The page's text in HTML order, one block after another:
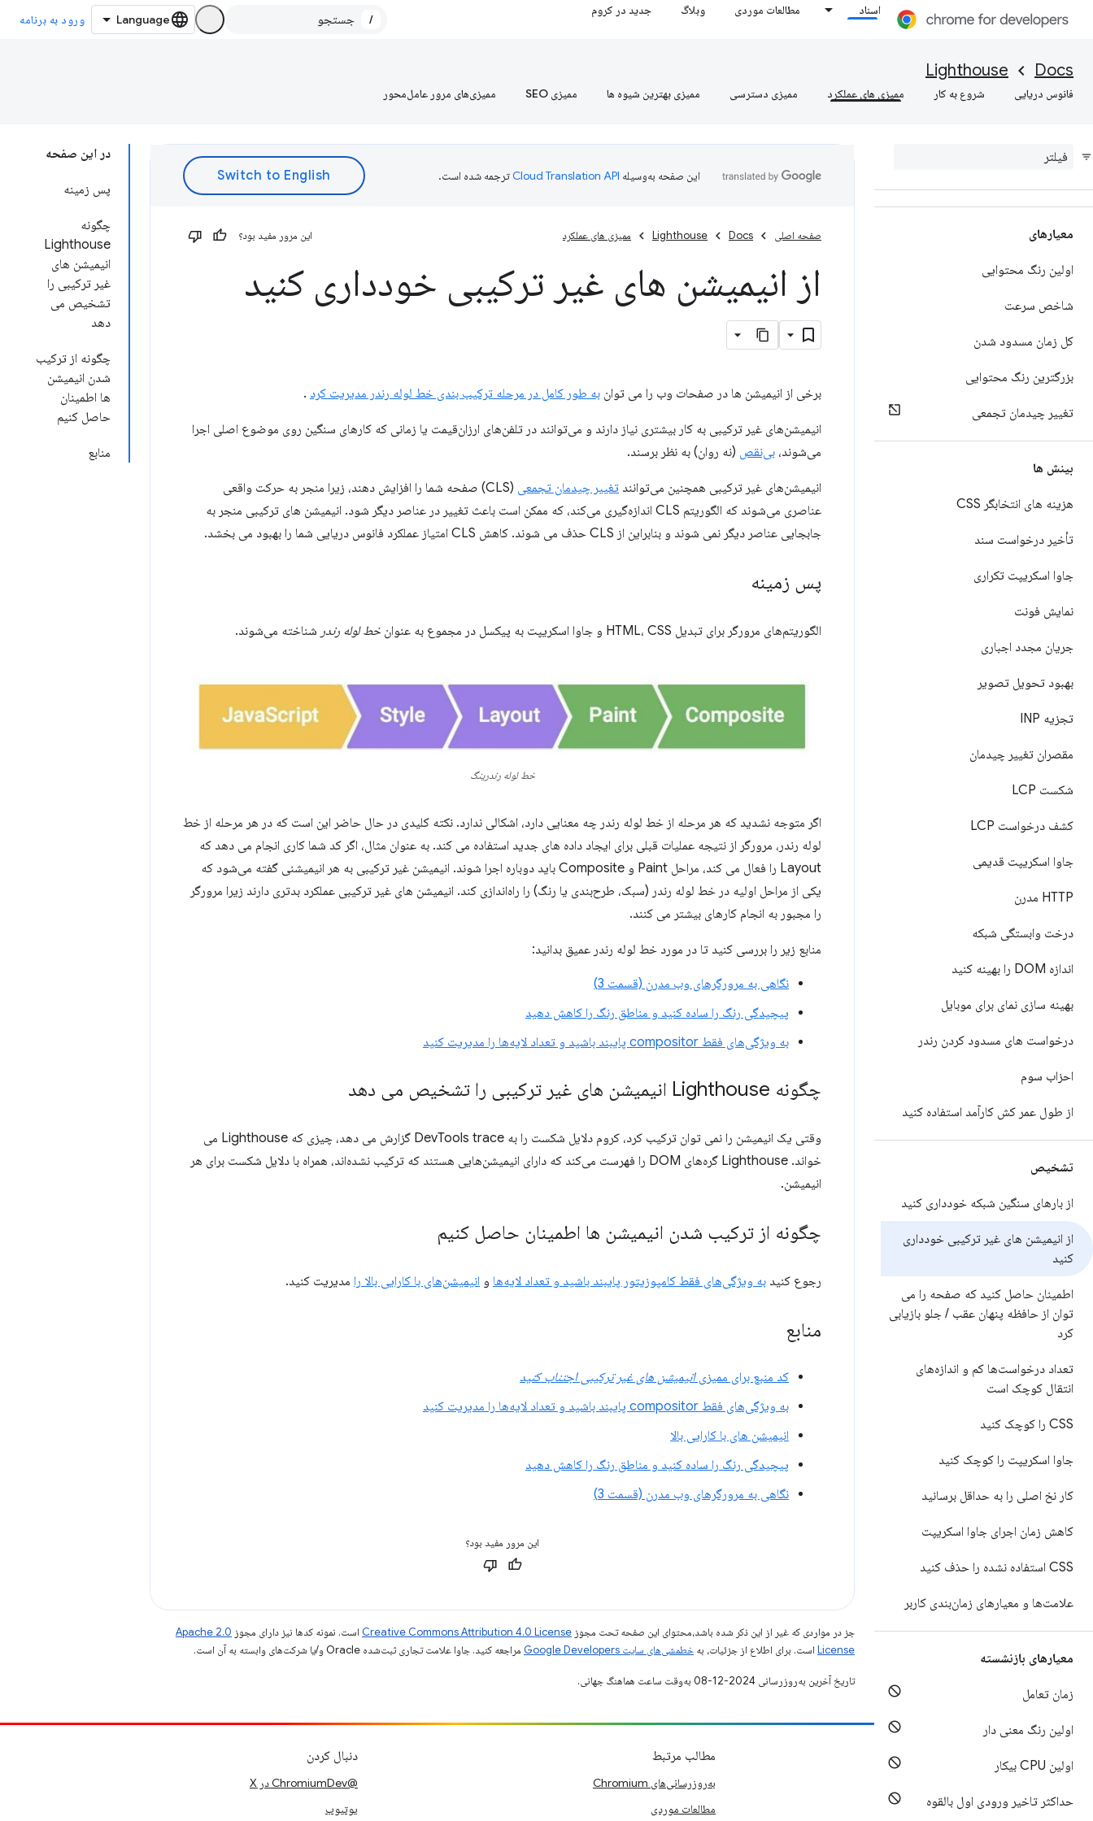
اسناد مطالعات موردی وبلاگ جدید در کروم
/ ورود به برنامه
Docs
Lighthouse
فانوس دریایی شروع به کار ممیزی های عملکرد ممیزی دسترسی ممیزی بهترین شیوه ها ممیزی SEO ممیزی‌های مرور عامل‌محور
معیارهای
اولین رنگ محتوایی
شاخص سرعت
کل زمان مسدود شدن
بزرگترین رنگ محتوایی
تغییر چیدمان تجمعی
بینش ها
هزینه های انتخابگر CSS
تأخیر درخواست سند
جاوا اسکریپت تکراری
نمایش فونت
جریان مجدد اجباری
بهبود تحویل تصویر
تجزیه INP
مقصران تغییر چیدمان
شکست LCP
کشف درخواست LCP
جاوا اسکریپت قدیمی
HTTP مدرن
درخت وابستگی شبکه
اندازه DOM را بهینه کنید
بهینه سازی نمای برای موبایل
درخواست های مسدود کردن رندر
احزاب سوم
از طول عمر کش کارآمد استفاده کنید
تشخیص
از بارهای سنگین شبکه خودداری کنید
از انیمیشن های غیر ترکیبی خودداری
کنید
اطمینان حاصل کنید که صفحه را می
توان از حافظه پنهان عقب / جلو بازیابی
کرد
تعداد درخواست‌ها کم و اندازه‌های
انتقال کوچک است
CSS را کوچک کنید
جاوا اسکریپت را کوچک کنید
کار نخ اصلی را به حداقل برسانید
کاهش زمان اجرای جاوا اسکریپت
CSS استفاده نشده را حذف کنید
علامت‌ها و معیارهای زمان‌بندی کاربر
معیارهای بازنشسته
زمان تعامل
اولین رنگ معنی دار
اولین CPU بیکار
حداکثر تاخیر ورودی اول بالقوه
در این صفحه
پس زمینه
چگونه
Lighthouse
انیمیشن های
غیر ترکیبی را
تشخیص می
دهد
چگونه از ترکیب
شدن انیمیشن
ها اطمینان
حاصل کنیم
منابع
این صفحه به‌وسیله ترجمه شده است.
صفحه اصلی Docs
Lighthouse ممیزی های عملکرد این مرور مفید بود؟
از انیمیشن های غیر ترکیبی خودداری کنید
برخی از انیمیشن ها در صفحات وب را می توان به طور کامل در مرحله ترکیب بندی خط لوله رندر مدیریت کرد .
انیمیشن‌های غیر ترکیبی به کار بیشتری نیاز دارند و می‌توانند در تلفن‌های ارزان‌قیمت یا زمانی که کارهای سنگین روی موضوع اصلی اجرا
می‌شوند، بی‌نقص (نه روان) به نظر برسند.
انیمیشن‌های غیر ترکیبی همچنین می‌توانند تغییر چیدمان تجمعی
(CLS) صفحه شما را افزایش دهند، زیرا منجر به حرکت واقعی
عناصری می‌شوند که الگوریتم CLS اندازه‌گیری می‌کند، که ممکن است باعث تغییر در عناصر دیگر شود. انیمیشن های ترکیبی منجر به
جابجایی عناصر دیگر نمی شوند و بنابراین از CLS حذف می شوند. کاهش CLS امتیاز عملکرد فانوس دریایی شما را بهبود می بخشد.
پس زمینه
الگوریتم‌های مرورگر برای تبدیل HTML، CSS و جاوا اسکریپت به پیکسل در مجموع به عنوان خط لوله رندر شناخته می‌شوند.
خط لوله رندرینگ
اگر متوجه نشدید که هر مرحله از خط لوله رندر چه معنایی دارد، اشکالی ندارد. نکته کلیدی در حال حاضر این است که در هر مرحله از خط
لوله رندر، مرورگر از نتیجه عملیات قبلی برای ایجاد داده های جدید استفاده می کند. به عنوان مثال، اگر کد شما کاری انجام می دهد که
Layout را فعال می کند، مراحل Paint و Composite باید دوباره اجرا شوند. انیمیشن غیر ترکیبی به هر انیمیشنی گفته می‌شود که
یکی از مراحل اولیه در خط لوله رندر (سبک، طرح‌بندی یا رنگ) را راه‌اندازی کند. انیمیشن های غیر ترکیبی عملکرد بدتری دارند زیرا مرورگر
را مجبور به انجام کارهای بیشتر می کنند.
منابع زیر را بررسی کنید تا در مورد خط لوله رندر عمیق بدانید:
نگاهی به مرورگرهای وب مدرن (قسمت 3)
پیچیدگی رنگ را ساده کنید و مناطق رنگ را کاهش دهید
به ویژگی‌های فقط compositor پایبند باشید و تعداد لایه‌ها را مدیریت کنید
چگونه Lighthouse انیمیشن های غیر ترکیبی را تشخیص می دهد
وقتی یک انیمیشن را نمی توان ترکیب کرد، کروم دلایل شکست را به DevTools trace گزارش می دهد، چیزی که Lighthouse می
خواند. Lighthouse گره‌های DOM را فهرست می‌کند که دارای انیمیشن‌هایی هستند که ترکیب نشده‌اند، همراه با دلایل شکست برای هر
انیمیشن.
چگونه از ترکیب شدن انیمیشن ها اطمینان حاصل کنیم
رجوع کنید به ویژگی‌های فقط کامپوزیتور پایبند باشید و تعداد لایه‌ها و انیمیشن‌های با کارایی بالا را مدیریت کنید.
منابع
کد منبع برای ممیزیانیمیشن های غیر ترکیبی اجتناب کنید
به ویژگی‌های فقط compositor پایبند باشید و تعداد لایه‌ها را مدیریت کنید
انیمیشن های با کارایی بالا
پیچیدگی رنگ را ساده کنید و مناطق رنگ را کاهش دهید
نگاهی به مرورگرهای وب مدرن (قسمت 3)
این مرور مفید بود؟
جز در مواردی که غیر از این ذکر شده باشد،‌محتوای این صفحه تحت مجوز Creative Commons Attribution 4.0 License است. نمونه کدها نیز دارای مجوز Apache 2.0
License است. برای اطلاع از جزئیات، به خطمشی‌های سایت Google Developers‏ مراجعه کنید. جاوا علامت تجاری ثبت‌شده Oracle و/یا شرکت‌های وابسته به آن است.
تاریخ آخرین به‌روزرسانی 2024-12-08 به‌وقت ساعت هماهنگ جهانی.
مشارکت
مسائل باز را ببینید
مطالب مرتبط
به‌روزرسانی‌های Chromium
مطالعات موردی
دنبال کردن
@ChromiumDev در X
یوتیوب